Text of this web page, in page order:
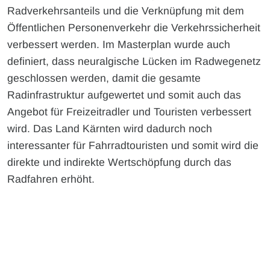
Radverkehrsanteils und die Verknüpfung mit dem
Öffentlichen Personenverkehr die Verkehrssicherheit
verbessert werden. Im Masterplan wurde auch
definiert, dass neuralgische Lücken im Radwegenetz
geschlossen werden, damit die gesamte
Radinfrastruktur aufgewertet und somit auch das
Angebot für Freizeitradler und Touristen verbessert
wird. Das Land Kärnten wird dadurch noch
interessanter für Fahrradtouristen und somit wird die
direkte und indirekte Wertschöpfung durch das
Radfahren erhöht.